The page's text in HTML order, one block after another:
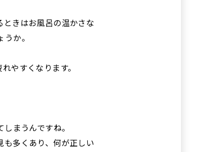
きはお風呂の温かさな
か。
やすくなります。
まうんですね。
多くあり、何が正しい